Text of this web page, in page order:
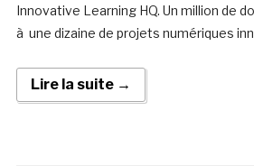
Innovative Learning HQ. Un million de
à une dizaine de projets numériques
Lire la suite →